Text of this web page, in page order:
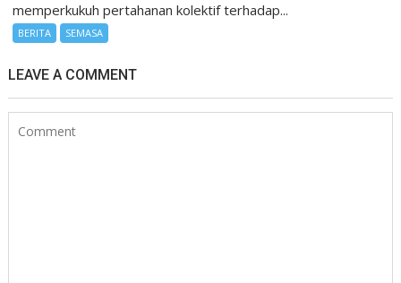
memperkukuh pertahanan kolektif terhadap...
BERITA SEMASA
LEAVE A COMMENT